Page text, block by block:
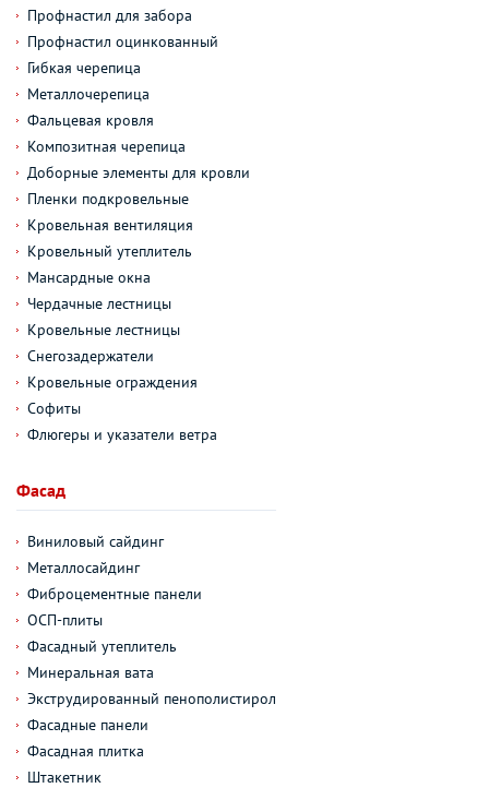
Профнастил для забора
Профнастил оцинкованный
Гибкая черепица
Металлочерепица
Фальцевая кровля
Композитная черепица
Доборные элементы для кровли
Пленки подкровельные
Кровельная вентиляция
Кровельный утеплитель
Мансардные окна
Чердачные лестницы
Кровельные лестницы
Снегозадержатели
Кровельные ограждения
Софиты
Флюгеры и указатели ветра
Фасад
Виниловый сайдинг
Металлосайдинг
Фиброцементные панели
ОСП-плиты
Фасадный утеплитель
Минеральная вата
Экструдированный пенополистирол
Фасадные панели
Фасадная плитка
Штакетник